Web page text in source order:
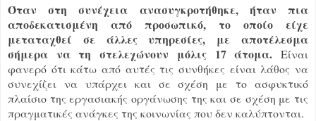
Όταν στη συνέχεια ανασυγκροτήθηκε, ήταν πια
αποδεκατισμένη από προσωπικό, το οποίο είχε
μεταταχθεί σε άλλες υπηρεσίες, με αποτέλεσμα
σήμερα να τη στελεχώνουν μόλις 17 άτομα. Είναι
φανερό ότι κάτω από αυτές τις συνθήκες είναι λάθος να
συνεχίζει να υπάρχει και σε σχέση με το ασφυκτικό
πλαίσιο της εργασιακής οργάνωσης της και σε σχέση με τις
πραγματικές ανάγκες της κοινωνίας που δεν καλύπτονται.